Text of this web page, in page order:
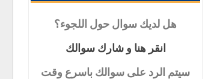
هل لديك سوال حول اللجوء؟
انقر هنا و شارك سوالك
سيتم الرد على سوالك باسرع وقت